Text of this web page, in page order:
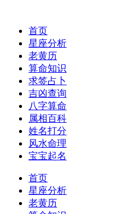
首页
星座分析
老黄历
算命知识
求签占卜
吉凶查询
八字算命
属相百科
姓名打分
风水命理
宝宝起名
首页
星座分析
老黄历